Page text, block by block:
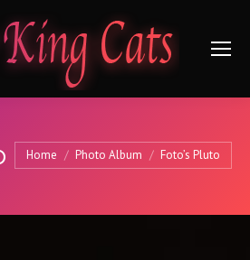
Je bent hier:
Home Photo Album Foto’s Pluto